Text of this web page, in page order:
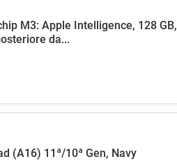
M3: Apple Intelligence, 128 GB,
da...
(A16) 11ª/10ª Gen, Navy